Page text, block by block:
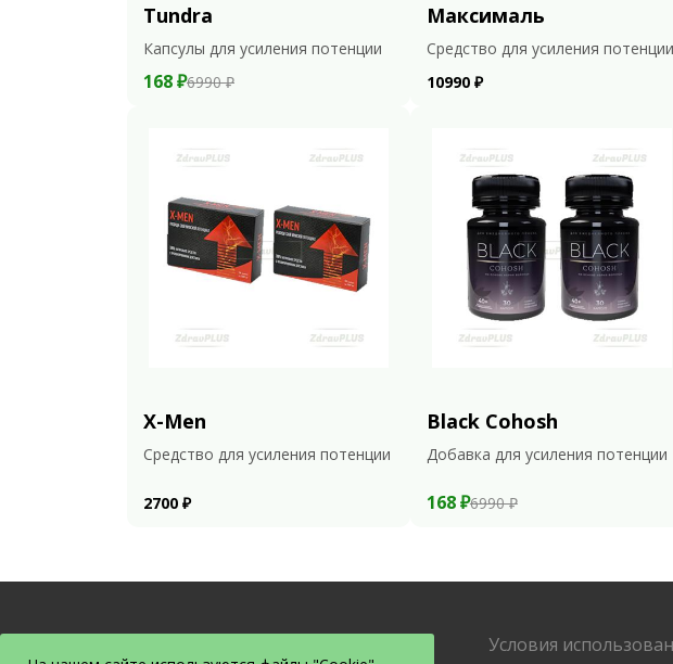
Tundra
Капсулы для усиления потенции
168 ₽6990 ₽
Максималь
Средство для усиления потенции
10990 ₽
X-Men
Средство для усиления потенции
2700 ₽
Black Cohosh
Добавка для усиления потенции
168 ₽6990 ₽
Условия